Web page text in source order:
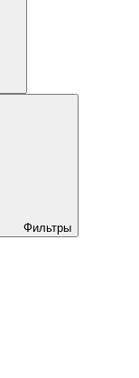
Фильтры